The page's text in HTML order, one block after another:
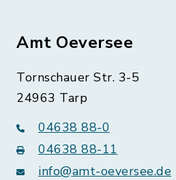
Amt Oeversee
Tornschauer Str. 3-5
24963 Tarp
04638 88-0
04638 88-11
info@amt-oeversee.de